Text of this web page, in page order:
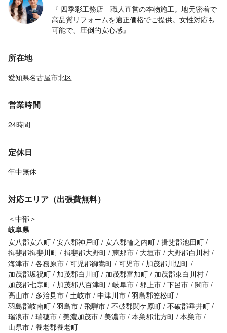
『 四季彩工務店—職人直営の本物施工。地元密着で
高品質リフォームを適正価格でご提供。女性対応も
可能で、圧倒的安心感』
所在地
愛知県名古屋市北区
営業時間
24時間
定休日
年中無休
対応エリア（出張費無料）
＜中部＞
岐阜県
安八郡安八町 安八郡神戸町 安八郡輪之内町 揖斐郡池田町
揖斐郡揖斐川町 揖斐郡大野町 恵那市 大垣市
大野郡白川村
海津市 各務原市 可児郡御嵩町 可児市
加茂郡川辺町
加茂郡坂祝町
加茂郡白川町 加茂郡富加町
加茂郡東白川村
加茂郡七宗町
加茂郡八百津町 岐阜市 郡上市 下呂市 関市
高山市
多治見市 土岐市 中津川市 羽島郡笠松町
羽島郡岐南町 羽島市 飛騨市 不破郡関ケ原町 不破郡垂井町
瑞浪市 瑞穂市 美濃加茂市 美濃市 本巣郡北方町 本巣市
山県市 養老郡養老町